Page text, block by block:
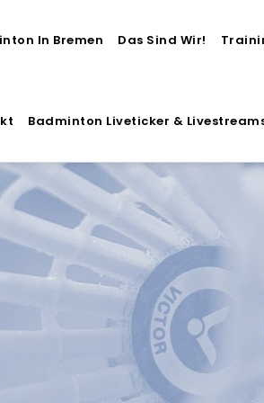
In Bremen Das Sind Wir!
Badminton Liveticker &